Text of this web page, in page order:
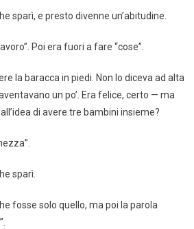
sparì, e presto divenne un’abitudine.
Poi era fuori a fare “cose”.
la baracca in piedi. Non lo diceva ad alta
un po’. Era felice, certo — ma
di avere tre bambini insieme?
sparì.
fosse solo quello, ma poi la parola